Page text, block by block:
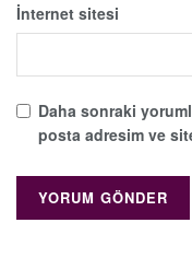
İnternet sitesi
Daha sonraki
posta adresim ve